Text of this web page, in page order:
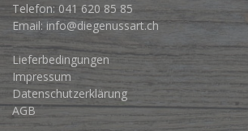
Telefon: 041 620 85 85
Email: info@diegenussart.ch
Lieferbedingungen
Impressum
Datenschutzerklärung
AGB